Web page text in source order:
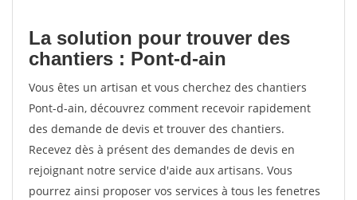
La solution pour trouver des
chantiers : Pont-d-ain
Vous êtes un artisan et vous cherchez des chantiers
Pont-d-ain, découvrez comment recevoir rapidement
des demande de devis et trouver des chantiers.
Recevez dès à présent des demandes de devis en
rejoignant notre service d'aide aux artisans. Vous
pourrez ainsi proposer vos services à tous les fenetres